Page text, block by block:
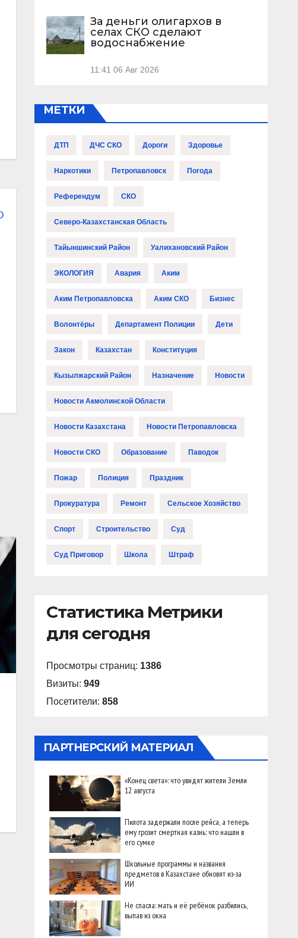
За деньги олигархов в
селах СКО сделают
водоснабжение
11:41 06 Авг 2026
МЕТКИ
ДТП ДЧС СКО Дороги Здоровье
Наркотики Петропавловск Погода
Референдум СКО
Северо-Казахстанская Область
Тайыншинский Район Уалихановский Район
ЭКОЛОГИЯ Авария Аким
Аким Петропавловска Аким СКО Бизнес
Волонтёры Департамент Полиции Дети
Закон Казахстан Конституция
Кызылжарский Район Назначение Новости
Новости Акмолинской Области
Новости Казахстана Новости Петропавловска
Новости СКО Образование Паводок
Пожар Полиция Праздник
Прокуратура Ремонт Сельское Хозяйство
Спорт Строительство Суд
Суд Приговор Школа Штраф
Статистика Метрики
для сегодня
Просмотры страниц: 1386
Визиты:949
Посетители:858
ПАРТНЕРСКИЙ МАТЕРИАЛ
«Конец света»: что увидят жители Земли
12 августа
Пилота задержали после рейса, а теперь
ему грозит смертная казнь: что нашли в
его сумке
Школьные программы и названия
предметов в Казахстане обновят из-за
ИИ
Не спасла: мать и её ребёнок разбились,
выпав из окна